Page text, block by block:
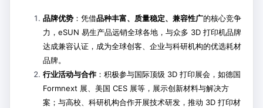
品牌优势 ：凭借品种丰富、质量稳定、兼容性广的核心竞争
力，eSUN 易生产品远销全球各地，与众多 3D 打印机品牌
达成兼容认证，成为全球创客、企业与科研机构的优选耗材
品牌。
行业活动与合作 ：积极参与国际顶级 3D 打印展会，如德国
Formnext 展、美国 CES 展等，展示创新材料与解决方
案；与高校、科研机构合作开展技术研发，推动 3D 打印材